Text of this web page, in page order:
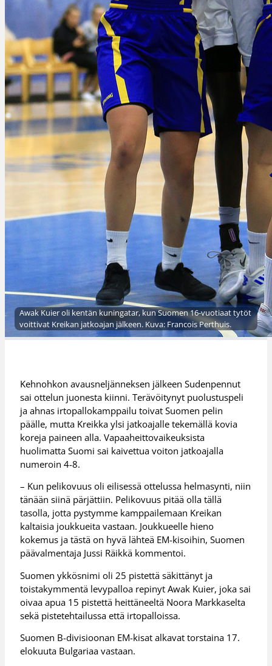
Awak Kuier oli kentän kuningatar, kun Suomen 16-vuotiaat tytöt
voittivat Kreikan jatkoajan jälkeen. Kuva: Francois Perthuis.
Kehnohkon avausneljänneksen jälkeen Sudenpennut
sai ottelun juonesta kiinni. Terävöitynyt puolustuspeli
ja ahnas irtopallokamppailu toivat Suomen pelin
päälle, mutta Kreikka ylsi jatkoajalle tekemällä kovia
koreja paineen alla. Vapaaheittovaikeuksista
huolimatta Suomi sai kaivettua voiton jatkoajalla
numeroin 4-8.
– Kun pelikovuus oli eilisessä ottelussa helmasynti, niin
tänään siinä pärjättiin. Pelikovuus pitää olla tällä
tasolla, jotta pystymme kamppailemaan Kreikan
kaltaisia joukkueita vastaan. Joukkueelle hieno
kokemus ja tästä on hyvä lähteä EM-kisoihin, Suomen
päävalmentaja Jussi Räikkä kommentoi.
Suomen ykkösnimi oli 25 pistettä säkittänyt ja
toistakymmentä levypalloa repinyt Awak Kuier, joka sai
oivaa apua 15 pistettä heittäneeltä Noora Markkaselta
sekä pistetehtailussa että irtopalloissa.
Suomen B-divisioonan EM-kisat alkavat torstaina 17.
elokuuta Bulgariaa vastaan.